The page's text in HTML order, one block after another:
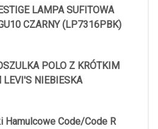
LAMPA SUFITOWA
CZARNY (LP7316PBK)
POLO Z KRÓTKIM
LEVI'S NIEBIESKA
Hamulcowe Code/Code R